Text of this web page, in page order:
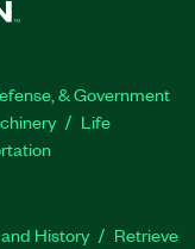
& Government
Life
History
Retrieve